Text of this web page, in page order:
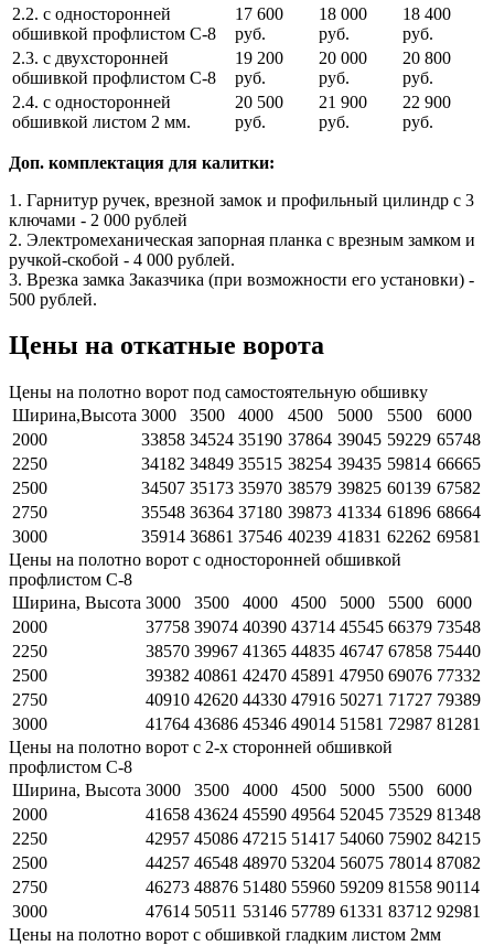
2.2. с односторонней
обшивкой профлистом С-8
17 600
руб.
18 000
руб.
18 400
руб.
2.3. с двухсторонней
обшивкой профлистом С-8
19 200
руб.
20 000
руб.
20 800
руб.
2.4. с односторонней
обшивкой листом 2 мм.
20 500
руб.
21 900
руб.
22 900
руб.
Доп. комплектация для калитки:
1. Гарнитур ручек, врезной замок и профильный цилиндр с 3
ключами - 2 000 рублей
2. Электромеханическая запорная планка с врезным замком и
ручкой-скобой - 4 000 рублей.
3. Врезка замка Заказчика (при возможности его установки) -
500 рублей.
Цены на откатные ворота
Цены на полотно ворот под самостоятельную обшивку
Ширина,Высота 3000 3500 4000 4500 5000 5500
6000
2000
33858 34524 35190 37864 39045 59229 65748
2250
34182 34849 35515 38254 39435 59814 66665
2500
34507 35173 35970 38579 39825 60139 67582
2750
35548 36364 37180 39873 41334 61896 68664
3000
35914 36861 37546 40239 41831 62262 69581
Цены на полотно ворот с односторонней обшивкой
профлистом С-8
Ширина, Высота 3000 3500 4000 4500 5000 5500
6000
2000
37758 39074 40390 43714 45545 66379 73548
2250
38570 39967 41365 44835 46747 67858 75440
2500
39382 40861 42470 45891 47950 69076 77332
2750
40910 42620 44330 47916 50271 71727 79389
3000
41764 43686 45346 49014 51581 72987 81281
Цены на полотно ворот с 2-х сторонней обшивкой
профлистом С-8
Ширина, Высота 3000 3500 4000 4500 5000 5500
6000
2000
41658 43624 45590 49564 52045 73529 81348
2250
42957 45086 47215 51417 54060 75902 84215
2500
44257 46548 48970 53204 56075 78014 87082
2750
46273 48876 51480 55960 59209 81558 90114
3000
47614 50511 53146 57789 61331 83712 92981
Цены на полотно ворот с обшивкой гладким листом 2мм